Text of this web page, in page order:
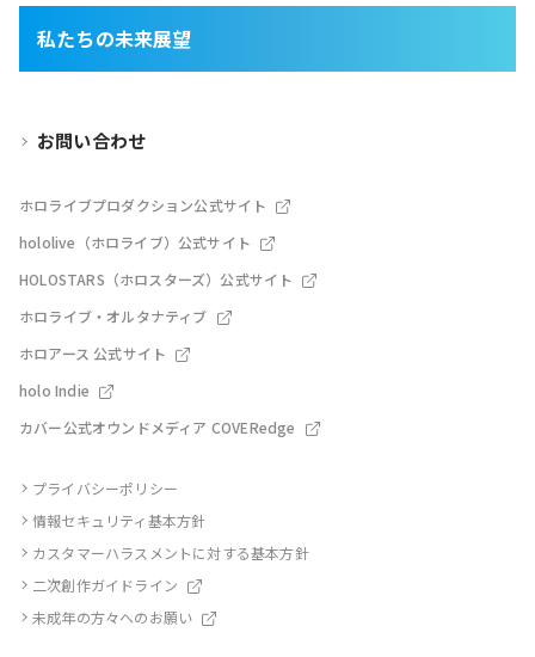
私たちの未来展望
お問い合わせ
ホロライブプロダクション公式サイト
hololive（ホロライブ）公式サイト
HOLOSTARS（ホロスターズ）公式サイト
ホロライブ・オルタナティブ
ホロアース 公式サイト
holo Indie
カバー公式オウンドメディア COVERedge
プライバシーポリシー
情報セキュリティ基本方針
カスタマーハラスメントに対する基本方針
二次創作ガイドライン
未成年の方々へのお願い